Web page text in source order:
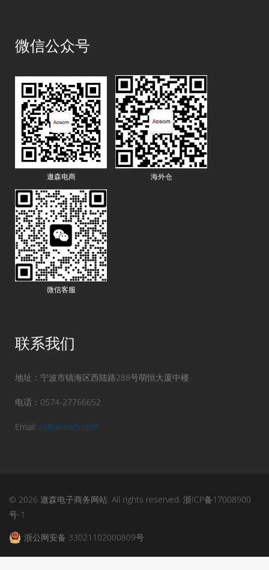
微信公众号
遨森电商 海外仓
微信客服
联系我们
地址：宁波市镇海区西陆路288号萌恒大厦中楼
电话：0574-27766652
Email: cx@aosom.com
© 2026 遨森电子商务网站. All rights reserved. 浙ICP备17008900
号-1
浙公网安备 33021102000809号